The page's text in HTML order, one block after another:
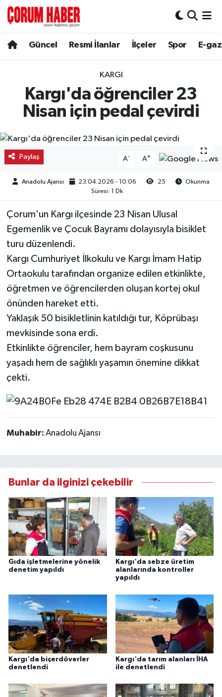
Güncel Resmi İlanlar İlçeler Spor E-
KARGI
Kargı'da öğrenciler 23
Nisan için pedal çevirdi
Paylaş A- A+
Anadolu Ajansı 23.04.2026 - 10:06 25
Okunma
Süresi: 1 Dk
Çorum'un Kargı ilçesinde 23 Nisan Ulusal
Egemenlik ve Çocuk Bayramı dolayısıyla bisiklet
turu düzenlendi.
Kargı Cumhuriyet İlkokulu ve Kargı İmam Hatip
Ortaokulu tarafından organize edilen etkinlikte,
öğretmen ve öğrencilerden oluşan kortej okul
önünden hareket etti.
Yaklaşık 50 bisikletlinin katıldığı tur, Köprübaşı
mevkisinde sona erdi.
Etkinlikte öğrenciler, hem bayram coşkusunu
yaşadı hem de sağlıklı yaşamın önemine dikkat
çekti.
Muhabir: Anadolu Ajansı
Bunlar da ilginizi çekebilir
Gıda işletmelerine yönelik
denetim yapıldı
Kargı'da sebze üretim
alanlarında kontroller
yapıldı
Kargı'da biçerdöverler
denetlendi
Kargı'da tarım alanları İHA
ile denetlendi
Spor
Resmi İlanlar
Alaca
Bayat
Boğazkale
İskilip
Kargı
Laçin
Mecitözü
Oğuzlar
Osmancık
Uğurludağ
Hava Durumu
Çorum Namaz Vakitleri
Trafik Durumu
Süper Lig Puan Durumu ve Fikstür
Tüm Manşetler
Son Dakika Haberleri
Haber Arşivi